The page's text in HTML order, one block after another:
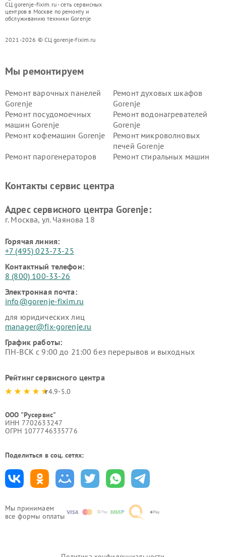
СЦ gorenje-fixim.ru - сеть сервисных
центров в Москве по ремонту и
обслуживанию техники Gorenje
2021-2026 © СЦ gorenje-fixim.ru
Мы принимаем
все формы оплаты
Мы ремонтируем
Ремонт варочных панелей
Gorenje
Ремонт духовых шкафов
Gorenje
Ремонт посудомоечных
машин Gorenje
Ремонт водонагревателей
Gorenje
Ремонт кофемашин Gorenje
Ремонт микроволновых
печей Gorenje
Ремонт парогенераторов
Ремонт стиральных машин
Контакты сервис центра
Адрес сервисного центра Gorenje:
г. Москва, ул. Чаянова 18
Горячая линия:
+7 (495) 023-73-25
Контактный телефон:
8 (800) 100-33-26
Электронная почта:
info@gorenje-fixim.ru
для юридических лиц
manager@fix-gorenje.ru
График работы:
ПН-ВСК с 9:00 до 21:00 без перерывов и выходных
Рейтинг сервисного центра
4.9-5.0
ООО "Русервис"
ИНН 7702633247
ОГРН 1077746335776
Поделиться в соц. сетях: